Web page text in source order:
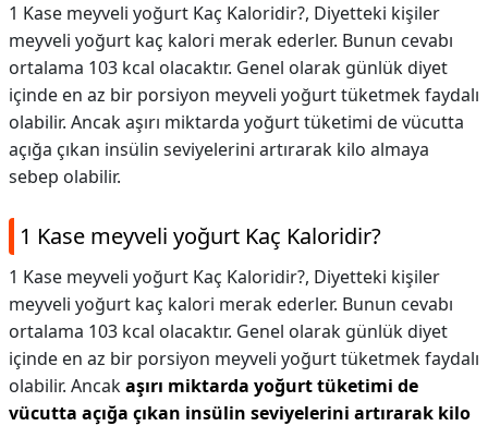
1 Kase meyveli yoğurt Kaç Kaloridir?, Diyetteki kişiler
meyveli yoğurt kaç kalori merak ederler. Bunun cevabı
ortalama 103 kcal olacaktır. Genel olarak günlük diyet
içinde en az bir porsiyon meyveli yoğurt tüketmek faydalı
olabilir. Ancak aşırı miktarda yoğurt tüketimi de vücutta
açığa çıkan insülin seviyelerini artırarak kilo almaya
sebep olabilir.
1 Kase meyveli yoğurt Kaç Kaloridir?
1 Kase meyveli yoğurt Kaç Kaloridir?, Diyetteki kişiler
meyveli yoğurt kaç kalori merak ederler. Bunun cevabı
ortalama 103 kcal olacaktır. Genel olarak günlük diyet
içinde en az bir porsiyon meyveli yoğurt tüketmek faydalı
olabilir. Ancakaşırı miktarda yoğurt tüketimi de
vücutta açığa çıkan insülin seviyelerini artırarak kilo